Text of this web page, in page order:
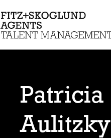
Patricia
Aulitzky